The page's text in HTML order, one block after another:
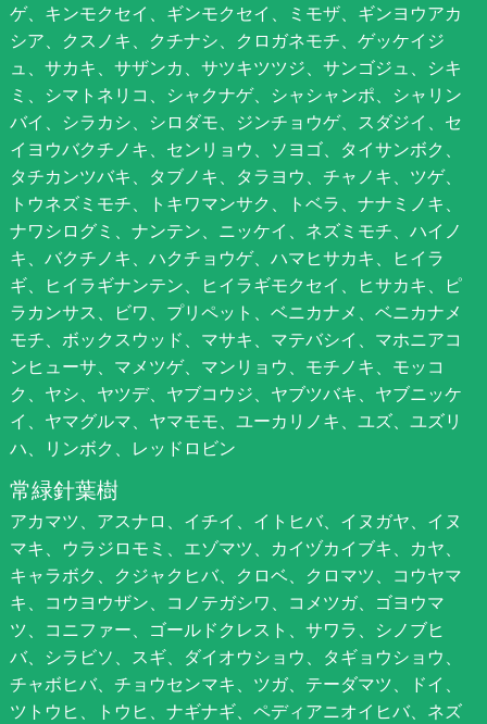
ゲ、キンモクセイ、ギンモクセイ、ミモザ、ギンヨウアカ
シア、クスノキ、クチナシ、クロガネモチ、ゲッケイジ
ュ、サカキ、サザンカ、サツキツツジ、サンゴジュ、シキ
ミ、シマトネリコ、シャクナゲ、シャシャンポ、シャリン
バイ、シラカシ、シロダモ、ジンチョウゲ、スダジイ、セ
イヨウバクチノキ、センリョウ、ソヨゴ、タイサンボク、
タチカンツバキ、タブノキ、タラヨウ、チャノキ、ツゲ、
トウネズミモチ、トキワマンサク、トベラ、ナナミノキ、
ナワシログミ、ナンテン、ニッケイ、ネズミモチ、ハイノ
キ、バクチノキ、ハクチョウゲ、ハマヒサカキ、ヒイラ
ギ、ヒイラギナンテン、ヒイラギモクセイ、ヒサカキ、ピ
ラカンサス、ビワ、プリペット、ベニカナメ、ベニカナメ
モチ、ボックスウッド、マサキ、マテバシイ、マホニアコ
ンヒューサ、マメツゲ、マンリョウ、モチノキ、モッコ
ク、ヤシ、ヤツデ、ヤブコウジ、ヤブツバキ、ヤブニッケ
イ、ヤマグルマ、ヤマモモ、ユーカリノキ、ユズ、ユズリ
ハ、リンボク、レッドロビン
常緑針葉樹
アカマツ、アスナロ、イチイ、イトヒバ、イヌガヤ、イヌ
マキ、ウラジロモミ、エゾマツ、カイヅカイブキ、カヤ、
キャラボク、クジャクヒバ、クロベ、クロマツ、コウヤマ
キ、コウヨウザン、コノテガシワ、コメツガ、ゴヨウマ
ツ、コニファー、ゴールドクレスト、サワラ、シノブヒ
バ、シラビソ、スギ、ダイオウショウ、タギョウショウ、
チャボヒバ、チョウセンマキ、ツガ、テーダマツ、ドイ、
ツトウヒ、トウヒ、ナギナギ、ペディアニオイヒバ、ネズ